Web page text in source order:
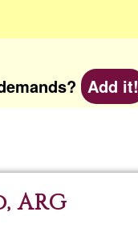
Add it!
ARG